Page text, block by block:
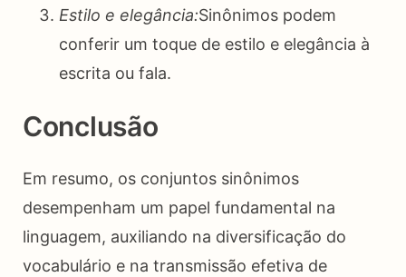
Estilo e elegância:Sinônimos podem
conferir um toque de estilo e elegância à
escrita ou fala.
Conclusão
Em resumo, os conjuntos sinônimos
desempenham um papel fundamental na
linguagem, auxiliando na diversificação do
vocabulário e na transmissão efetiva de